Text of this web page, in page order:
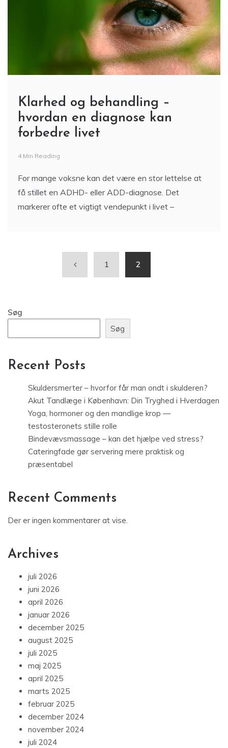
Klarhed og behandling –
hvordan en diagnose kan
forbedre livet
4 Min Reading
For mange voksne kan det være en stor lettelse at
få stillet en ADHD- eller ADD-diagnose. Det
markerer ofte et vigtigt vendepunkt i livet –
1 2
Søg
Søg
Recent Posts
Skuldersmerter – hvorfor får man ondt i skulderen?
Akut Tandlæge i København: Din Tryghed i Hverdagen
Yoga, hormoner og den mandlige krop —
testosteronets stille rolle
Bindevævsmassage – kan det hjælpe ved stress?
Cateringfade gør servering mere praktisk og
præsentabel
Recent Comments
Der er ingen kommentarer at vise.
Archives
juli 2026
juni 2026
april 2026
januar 2026
december 2025
august 2025
juli 2025
maj 2025
april 2025
marts 2025
februar 2025
december 2024
november 2024
juli 2024